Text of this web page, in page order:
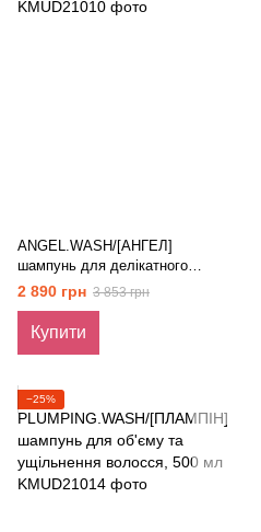
ANGEL.WASH/[АНГЕЛ]
шампунь для делікатного
догляду за кольором, 500 мл
2 890 грн 3 853 грн
Купити
−25%